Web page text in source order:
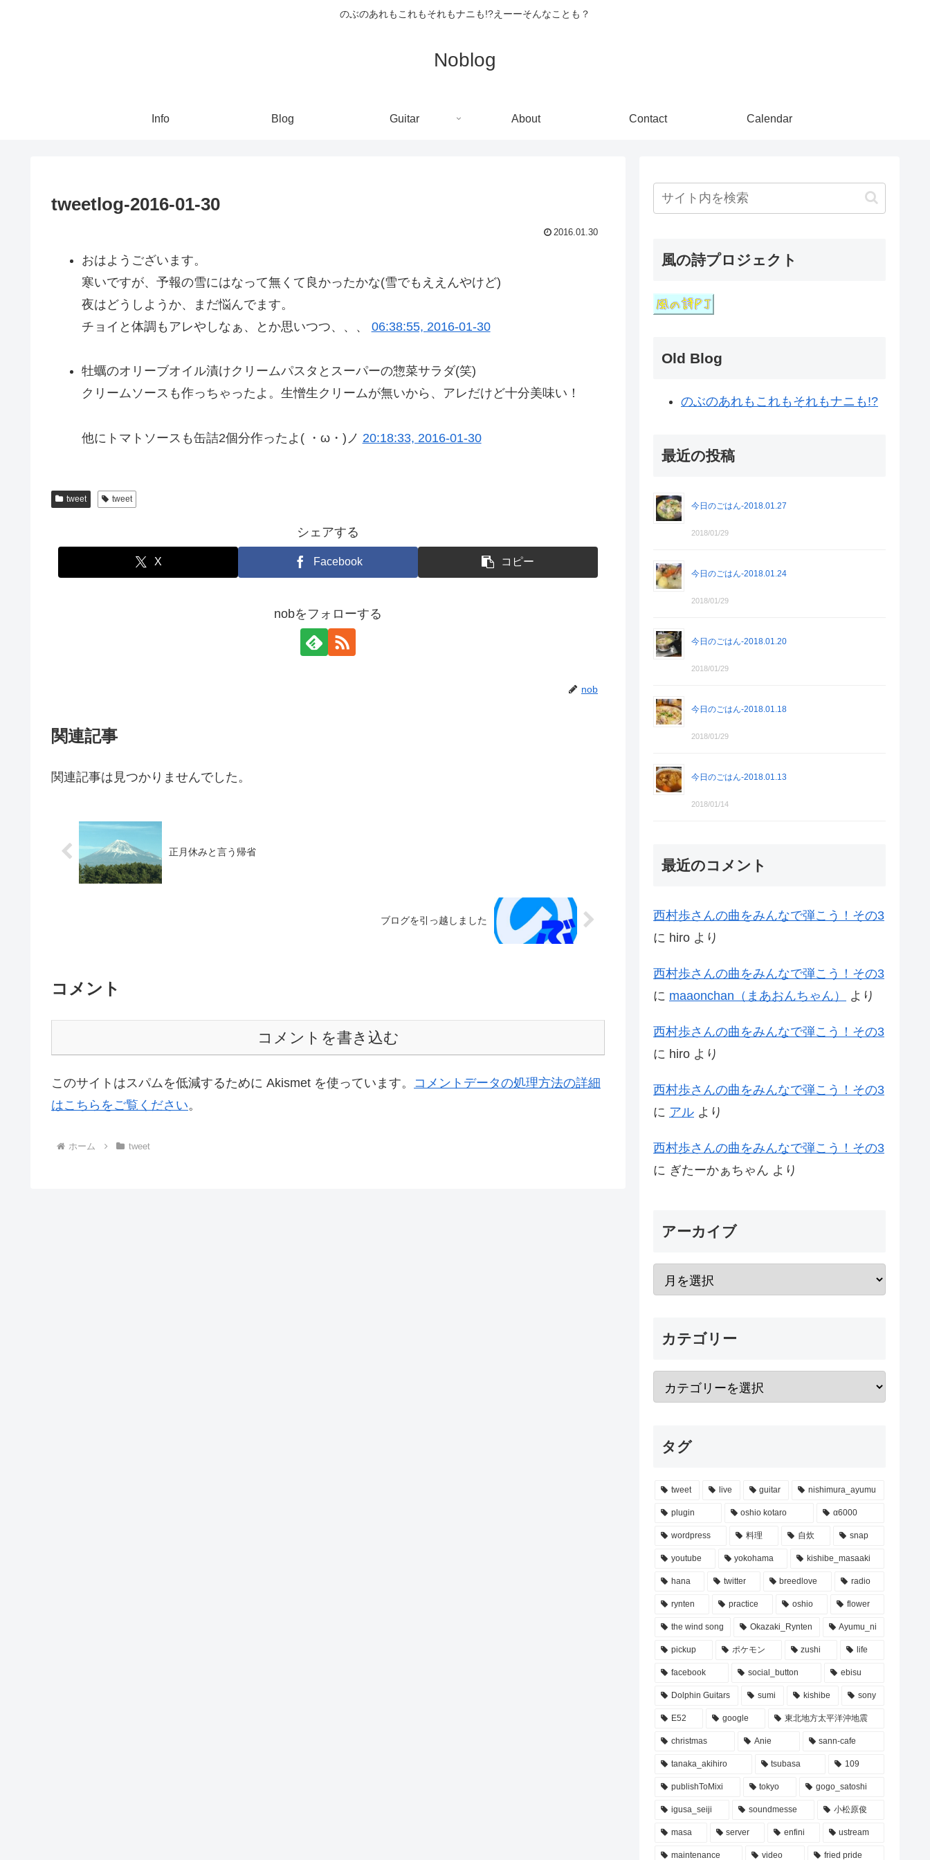
のぶのあれもこれもそれもナニも!?えーーそんなことも？
Noblog
Info Blog Guitar About Contact Calendar
tweetlog-2016-01-30
2016.01.30
おはようございます。
寒いですが、予報の雪にはなって無くて良かったかな(雪でもええんやけど)
夜はどうしようか、まだ悩んでます。
チョイと体調もアレやしなぁ、とか思いつつ、、、 06:38:55, 2016-01-30
牡蠣のオリーブオイル漬けクリームパスタとスーパーの惣菜サラダ(笑)
クリームソースも作っちゃったよ。生憎生クリームが無いから、アレだけど十分美味い！
他にトマトソースも缶詰2個分作ったよ( ・ω・)ノ 20:18:33, 2016-01-30
tweet tweet
シェアする
X Facebook コピー
nobをフォローする
nob
関連記事
関連記事は見つかりませんでした。
正月休みと言う帰省
ブログを引っ越しました
コメント
コメントを書き込む
このサイトはスパムを低減するために Akismet を使っています。 コメントデータの処理方法の詳細
はこちらをご覧ください。
ホーム tweet
風の詩プロジェクト
Old Blog
のぶのあれもこれもそれもナニも!?
最近の投稿
今日のごはん-2018.01.27
2018/01/29
今日のごはん-2018.01.24
2018/01/29
今日のごはん-2018.01.20
2018/01/29
今日のごはん-2018.01.18
2018/01/29
今日のごはん-2018.01.13
2018/01/14
最近のコメント
西村歩さんの曲をみんなで弾こう！その3
に hiro より
西村歩さんの曲をみんなで弾こう！その3
に maaonchan（まあおんちゃん） より
西村歩さんの曲をみんなで弾こう！その3
に hiro より
西村歩さんの曲をみんなで弾こう！その3
に アル より
西村歩さんの曲をみんなで弾こう！その3
に ぎたーかぁちゃん より
アーカイブ
カテゴリー
タグ
tweet live guitar nishimura_ayumu
plugin oshio kotaro α6000
wordpress 料理 自炊 snap
youtube yokohama kishibe_masaaki
hana twitter breedlove radio
rynten practice oshio flower
the wind song Okazaki_Rynten Ayumu_ni
pickup ポケモン zushi life
facebook social_button ebisu
Dolphin Guitars sumi kishibe sony
E52 google 東北地方太平洋沖地震
christmas Anie sann-cafe
tanaka_akihiro tsubasa 109
publishToMixi tokyo gogo_satoshi
igusa_seiji soundmesse 小松原俊
masa server enfini ustream
maintenance video fried pride